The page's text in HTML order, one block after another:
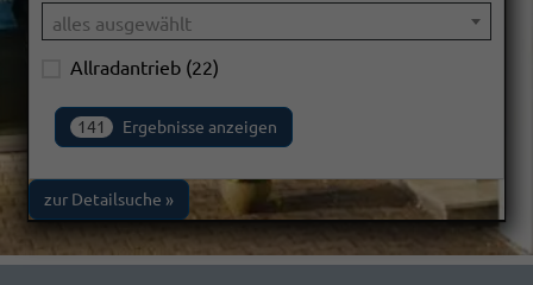
alles ausgewählt
Allradantrieb (22)
141 Ergebnisse anzeigen
zur Detailsuche »